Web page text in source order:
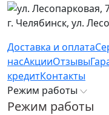
г. Челябинск, ул.
Доставка и оплата
насАкцииОтзывы
кредитКонтакты
Режим работы
Режим работы